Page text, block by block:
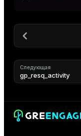
Следующая
gp_resq_activity